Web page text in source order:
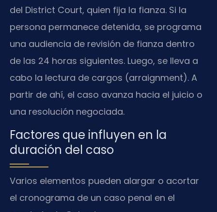
del District Court, quien fija la fianza. Si la
persona permanece detenida, se programa
una audiencia de revisión de fianza dentro
de las 24 horas siguientes. Luego, se lleva a
cabo la lectura de cargos (arraignment). A
partir de ahí, el caso avanza hacia el juicio o
una resolución negociada.
Factores que influyen en la
duración del caso
Varios elementos pueden alargar o acortar
el cronograma de un caso penal en el